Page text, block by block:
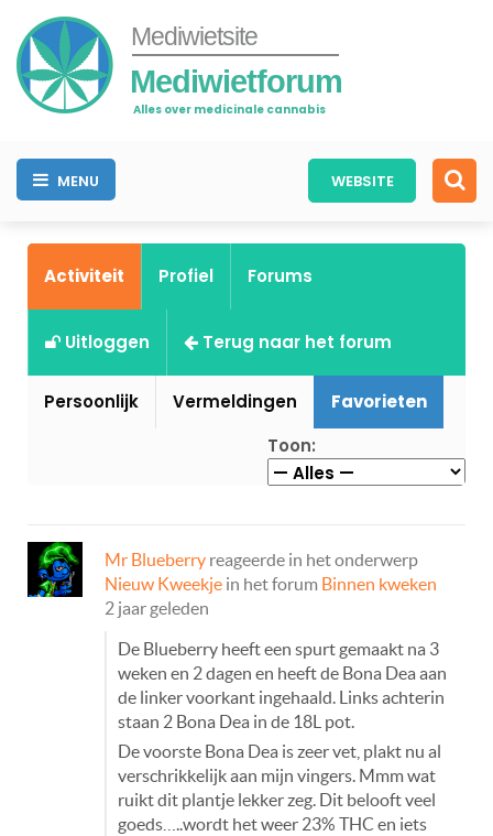
Mediwietsite
Mediwietforum
Alles over medicinale cannabis
MENU WEBSITE
Activiteit Profiel Forums
Uitloggen Terug naar het forum
Persoonlijk Vermeldingen
Favorieten
Toon:
Mr Blueberry reageerde in het onderwerp
Nieuw Kweekje in het forum Binnen kweken
2 jaar geleden
De Blueberry heeft een spurt gemaakt na 3
weken en 2 dagen en heeft de Bona Dea aan
de linker voorkant ingehaald. Links achterin
staan 2 Bona Dea in de 18L pot.
De voorste Bona Dea is zeer vet, plakt nu al
verschrikkelijk aan mijn vingers. Mmm wat
ruikt dit plantje lekker zeg. Dit belooft veel
goeds…..wordt het weer 23% THC en iets